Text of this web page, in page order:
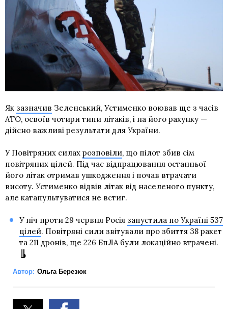
Як зазначив Зеленський, Устименко воював ще з часів
АТО, освоїв чотири типи літаків, і на його рахунку —
дійсно важливі результати для України.
У Повітряних силах розповіли, що пілот збив сім
повітряних цілей. Під час відпрацювання останньої
його літак отримав ушкодження і почав втрачати
висоту. Устименко відвів літак від населеного пункту,
але катапультуватися не встиг.
У ніч проти 29 червня Росія запустила по Україні 537
цілей. Повітряні сили звітували про збиття 38 ракет
та 211 дронів, ще 226 БпЛА були локаційно втрачені.
Автор: Ольга Березюк